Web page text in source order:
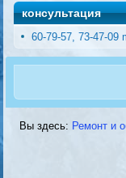
консультация
60-79-57, 73-47-09
Вы здесь: Ремонт и